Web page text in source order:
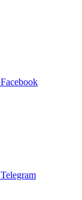
Facebook
Telegram